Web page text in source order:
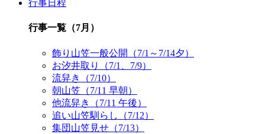
行事日程
行事一覧（7月）
飾り山笠一般公開（7/1～7/14夕）
お汐井取り（7/1、7/9）
流舁き（7/10）
朝山笠（7/11 早朝）
他流舁き（7/11 午後）
追い山笠馴らし（7/12）
集団山笠見せ（7/13）